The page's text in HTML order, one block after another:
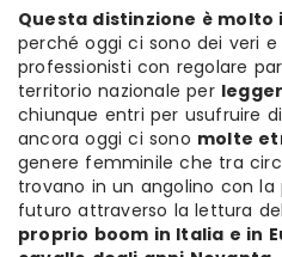
Questa distinzione è
perché oggi ci sono dei veri
professionisti con regolare
territorio nazionale per
chiunque entri per usufruire
ancora oggi ci sono molte
genere femminile che tra
trovano in un angolino con la
futuro attraverso la lettura
proprio boom in Italia e in